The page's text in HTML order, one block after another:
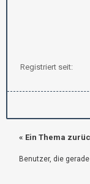
Registriert seit:
« Ein Thema
Benutzer, die